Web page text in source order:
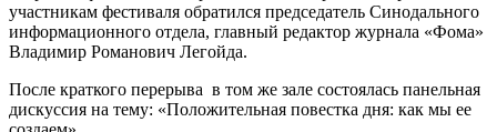
участникам фестиваля обратился председатель Синодального
информационного отдела, главный редактор журнала «Фома»
Владимир Романович Легойда.
После краткого перерыва в том же зале состоялась панельная
дискуссия на тему: «Положительная повестка дня: как мы ее